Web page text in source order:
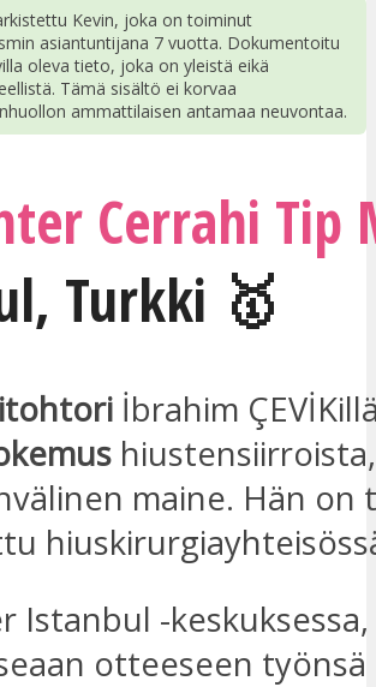
Kevin, joka on toiminut
asiantuntijana 7 vuotta. Dokumentoitu
oleva tieto, joka on yleistä eikä
Tämä sisältö ei korvaa
ammattilaisen antamaa neuvontaa.
Cerrahi Tip
, Turkki 🥇
İbrahim
maine. Hän
Istanbul -
otteeseen